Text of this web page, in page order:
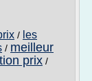
/ les
/ meilleur
prix /